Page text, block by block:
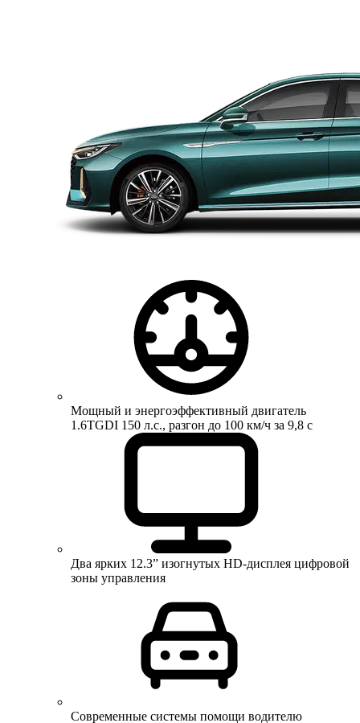
Мощный и энергоэффективный двигатель
1.6TGDI 150 л.с., разгон до 100 км/ч за 9,8 с
Два ярких 12.3” изогнутых HD-дисплея цифровой
зоны управления
Современные системы помощи водителю